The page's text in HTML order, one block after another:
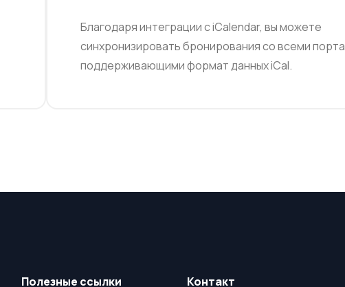
Благодаря интеграции с iCalendar, вы можете
синхронизировать бронирования со всеми
поддерживающими формат данных iCal.
Полезные ссылки
Контакт